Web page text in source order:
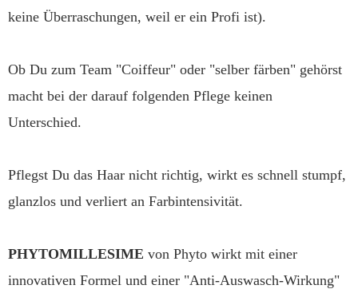
keine Überraschungen, weil er ein Profi ist).
Ob Du zum Team "Coiffeur" oder "selber färben" gehörst
macht bei der darauf folgenden Pflege keinen
Unterschied.
Pflegst Du das Haar nicht richtig, wirkt es schnell stumpf,
glanzlos und verliert an Farbintensivität.
PHYTOMILLESIME von Phyto wirkt mit einer
innovativen Formel und einer "Anti-Auswasch-Wirkung"